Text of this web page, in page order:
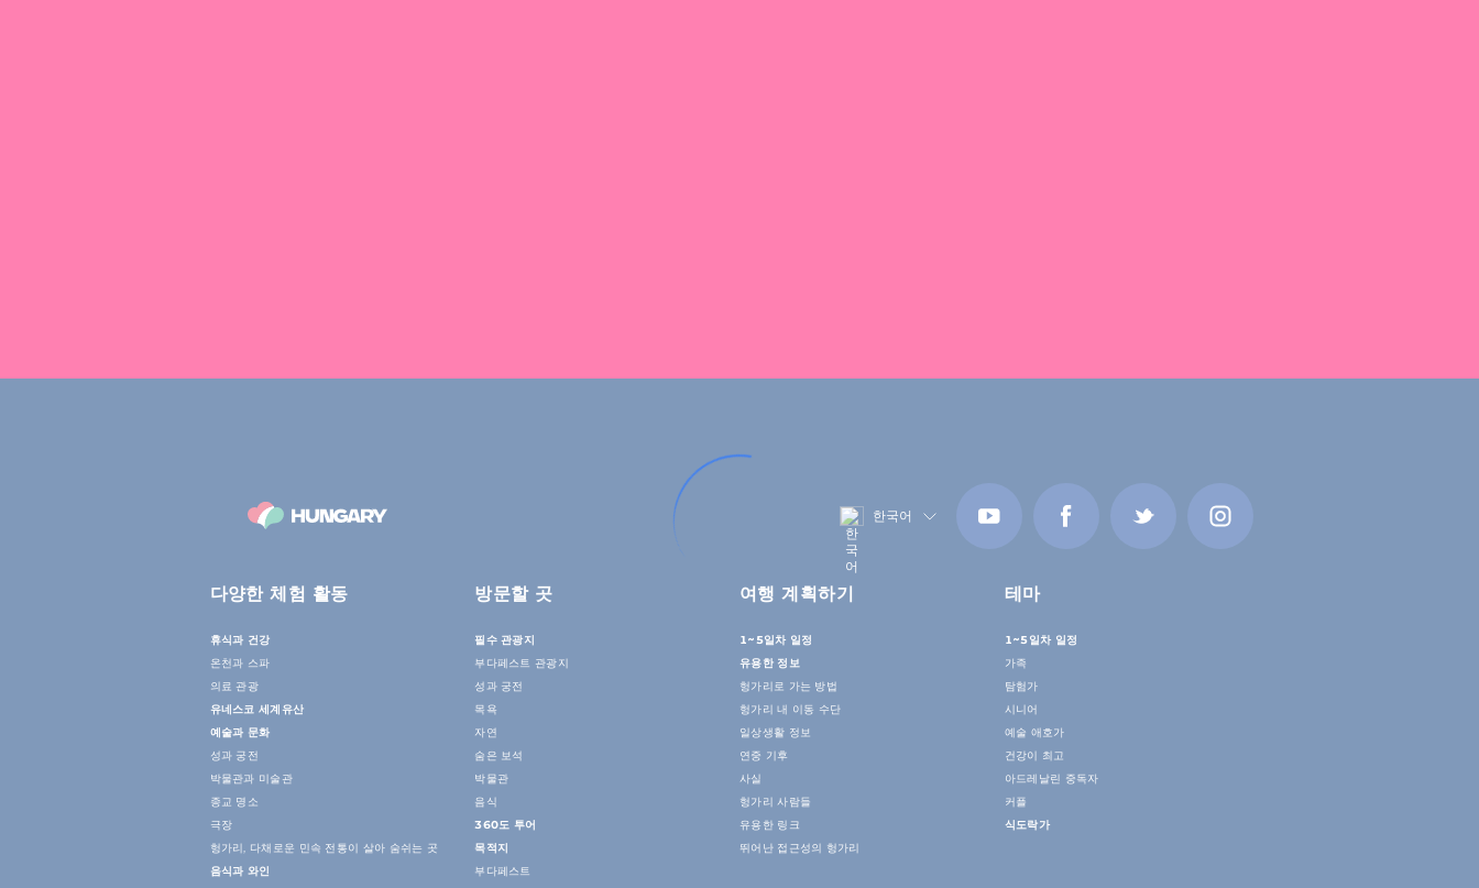
한국어
다양한 체험 활동
휴식과 건강
온천과 스파
의료 관광
유네스코 세계유산
예술과 문화
성과 궁전
박물관과 미술관
종교 명소
극장
헝가리, 다채로운 민속 전통이 살아 숨쉬는 곳
음식과 와인
방문할 곳
필수 관광지
부다페스트 관광지
성과 궁전
목욕
자연
숨은 보석
박물관
음식
360도 투어
목적지
부다페스트
여행 계획하기
1~5일차 일정
유용한 정보
헝가리로 가는 방법
헝가리 내 이동 수단
일상생활 정보
연중 기후
사실
헝가리 사람들
유용한 링크
뛰어난 접근성의 헝가리
테마
1~5일차 일정
가족
탐험가
시니어
예술 애호가
건강이 최고
아드레날린 중독자
커플
식도락가